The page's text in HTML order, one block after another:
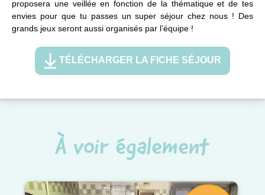
proposera une veillée en fonction de la thématique et de tes
envies pour que tu passes un super séjour chez nous ! Des
grands jeux seront aussi organisés par l’équipe !
TÉLÉCHARGER LA FICHE SÉJOUR
À voir également